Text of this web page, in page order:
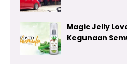
Magic Jelly
Kegunaan